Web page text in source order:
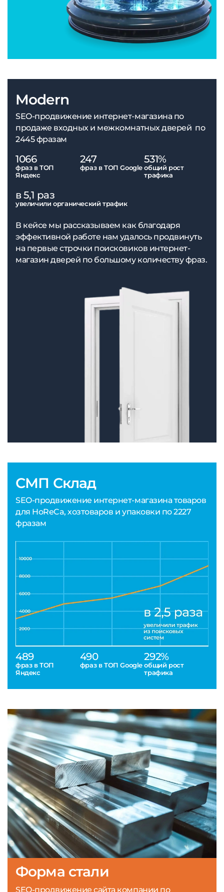
СМП Склад
SEO-продвижение интернет-магазина товаров
для HoReCa, хозтоваров и упаковки по 2227
фразам
489
фраз в ТОП
Яндекс
490
фраз в ТОП Google
292%
общий рост
трафика
Modern
SEO-продвижение интернет-магазина по
продаже входных и межкомнатных дверей по
2445 фразам
1066
фраз в ТОП
Яндекс
247
фраз в ТОП Google
531%
общий рост
трафика
в 5,1 раз
увеличили органический трафик
В кейсе мы рассказываем как благодаря
эффективной работе нам удалось продвинуть
на первые строчки поисковиков интернет-
магазин дверей по большому количеству фраз.
Форма стали
SEO-продвижение сайта компании по